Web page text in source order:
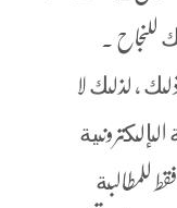
للنجاح .
ذلك ، لذلك لا
للمطالبة